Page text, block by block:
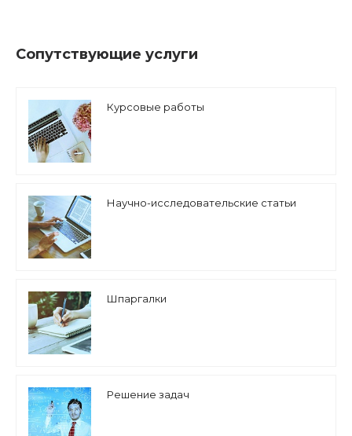
Сопутствующие услуги
Курсовые работы
Научно-исследовательские статьи
Шпаргалки
Решение задач